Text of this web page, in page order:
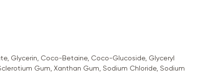
Glycerin, Coco-Betaine, Coco-Glucoside, Glyceryl
Gum, Xanthan Gum, Sodium Chloride, Sodium